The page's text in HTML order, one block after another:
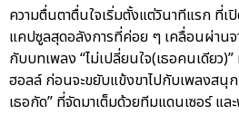
ความตื่นตาตื่นใจเริ่มตั้งแต่วินาทีแรก ที่เ
แคปซูลสุดอลังการที่ค่อย ๆ เคลื่อนผ่าน
กับบทเพลง “ไม่เปลี่ยนใจ(เธอคนเดียว
ฮอลล์ ก่อนจะขยับแข้งขาไปกับเพลงสนุก
เธอกัด” ที่จัดมาเต็มด้วยทีมแดนเซอร์ แ